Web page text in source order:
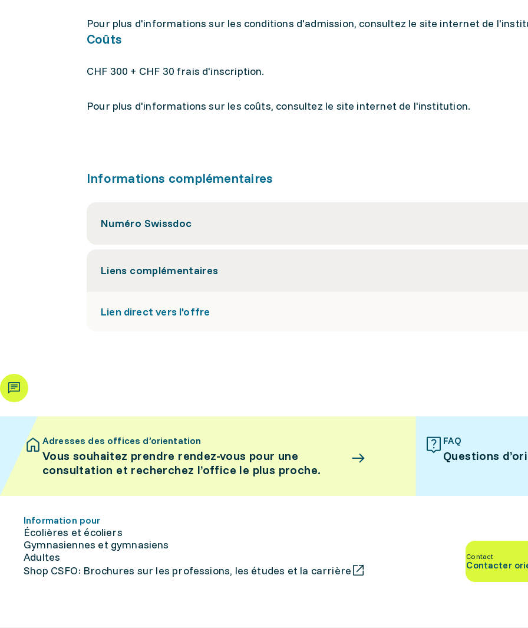
Pour plus d'informations sur les conditions d'admission, consultez le site internet de
Coûts
CHF 300 + CHF 30 frais d'inscription.
Pour plus d'informations sur les coûts, consultez le site internet de l'institution.
Informations complémentaires
Numéro Swissdoc
Liens complémentaires
Lien direct vers l'offre
Adresses des offices d’orientation
Vous souhaitez prendre rendez-vous pour une
consultation et recherchez l’office le plus proche.
FAQ
Questions
Information pour
Écolières et écoliers
Gymnasiennes et gymnasiens
Adultes
Shop CSFO: Brochures sur les professions, les études et la carrière
Contact
Contacter